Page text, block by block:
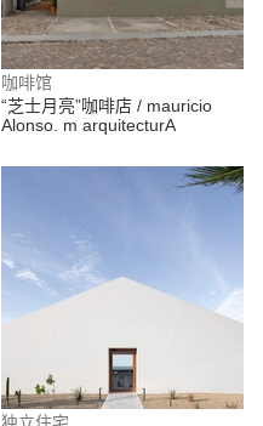
咖啡馆
“芝士月亮”咖啡店 / mauricio
Alonso. m arquitecturA